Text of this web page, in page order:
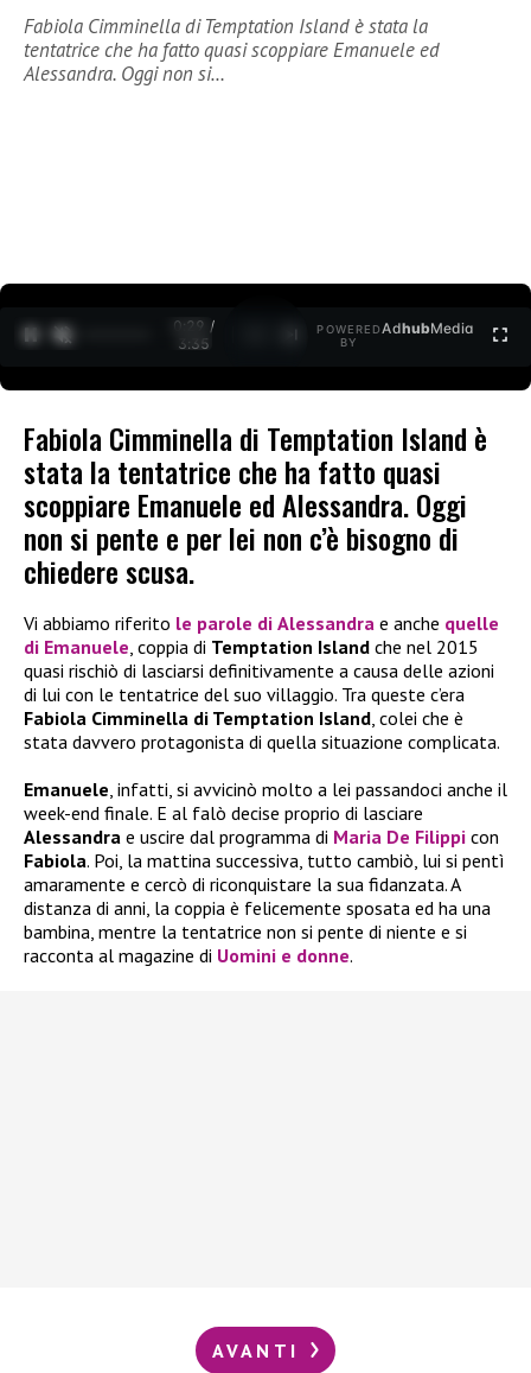
Fabiola Cimminella di Temptation Island è stata la
tentatrice che ha fatto quasi scoppiare Emanuele ed
Alessandra. Oggi non si…
0:30 /
3:35
POWERED
BY
AdhubMedia
Fabiola Cimminella di Temptation Island è
stata la tentatrice che ha fatto quasi
scoppiare Emanuele ed Alessandra. Oggi
non si pente e per lei non c’è bisogno di
chiedere scusa.
Vi abbiamo riferito le parole di Alessandra e anche quelle
di Emanuele, coppia di Temptation Island che nel 2015
quasi rischiò di lasciarsi definitivamente a causa delle azioni
di lui con le tentatrice del suo villaggio. Tra queste c’era
Fabiola Cimminella di Temptation Island, colei che è
stata davvero protagonista di quella situazione complicata.
Emanuele, infatti, si avvicinò molto a lei passandoci anche il
week-end finale. E al falò decise proprio di lasciare
Alessandra e uscire dal programma di Maria De Filippi con
Fabiola. Poi, la mattina successiva, tutto cambiò, lui si pentì
amaramente e cercò di riconquistare la sua fidanzata. A
distanza di anni, la coppia è felicemente sposata ed ha una
bambina, mentre la tentatrice non si pente di niente e si
racconta al magazine di Uomini e donne.
AVANTI